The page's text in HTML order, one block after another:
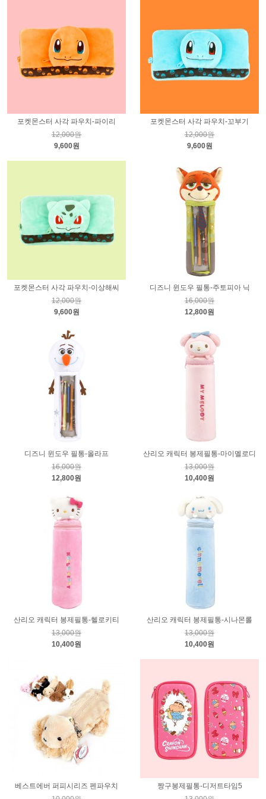
포켓몬스터 사각 파우치-파이리
12,000원
9,600원
포켓몬스터 사각 파우치-꼬부기
12,000원
9,600원
포켓몬스터 사각 파우치-이상해씨
12,000원
9,600원
디즈니 윈도우 필통-주토피아 닉
16,000원
12,800원
디즈니 윈도우 필통-올라프
16,000원
12,800원
산리오 캐릭터 봉제필통-마이멜로디
13,000원
10,400원
산리오 캐릭터 봉제필통-헬로키티
13,000원
10,400원
산리오 캐릭터 봉제필통-시나몬롤
13,000원
10,400원
베스트에버 퍼피시리즈 펜파우치
짱구봉제필통-디저트타임5